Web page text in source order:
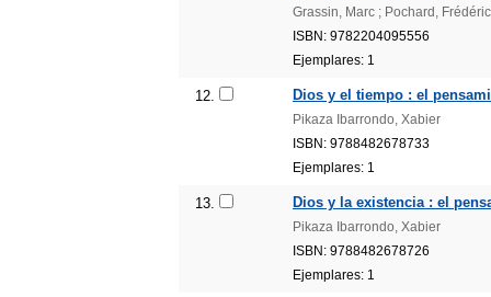
Grassin, Marc ; Pochard, Frédéric
ISBN: 9782204095556
Ejemplares: 1
12. Dios y el tiempo : el
Pikaza Ibarrondo, Xabier
ISBN: 9788482678733
Ejemplares: 1
13. Dios y la existencia : el
Pikaza Ibarrondo, Xabier
ISBN: 9788482678726
Ejemplares: 1